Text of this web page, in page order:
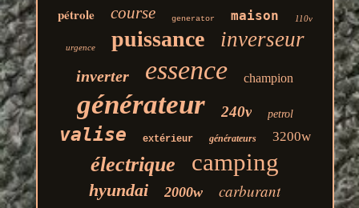
pétrole course generator maison 110v
urgence puissance inverseur
inverter essence champion
générateur 240v petrol
valise extérieur générateurs 3200w
électrique camping
hyundai 2000w carburant